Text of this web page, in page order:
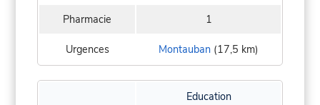
Pharmacie 1
Urgences Montauban (17,5 km)
Education